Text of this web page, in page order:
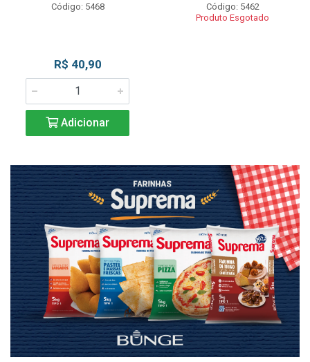
Código: 5468
R$ 40,90
Adicionar
Código: 5462
Produto Esgotado